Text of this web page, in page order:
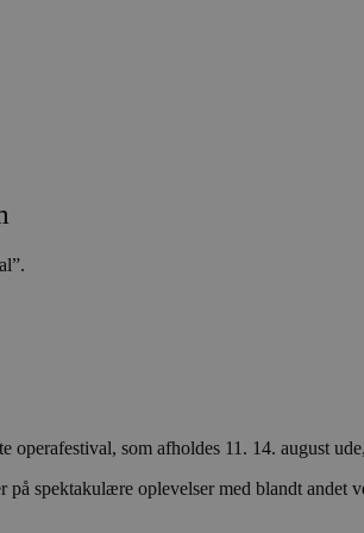
som afholdes 11. 14. august
spektakulære oplevelser med blandt